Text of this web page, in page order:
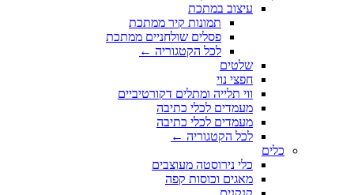
עיצוב במתכת
תמונות קיר ממתכת
פסלים שולחניים ממתכת
לכל הקטגוריה ←
שלטים
חפצי נוי
ווי תלייה ומתלים דקורטיביים
מעמדים לכלי כתיבה
מעמדים לכלי כתיבה
לכל הקטגוריה ←
כלים
כלי נירוסטה מעוצבים
מאגים וכוסות קפה